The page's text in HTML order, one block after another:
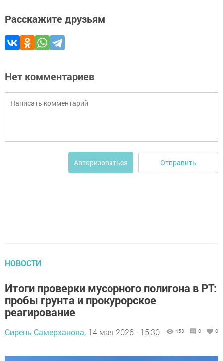
Расскажите друзьям
Нет комментариев
Авторизоваться Отправить
НОВОСТИ
Итоги проверки мусорного полигона в РТ:
пробы грунта и прокурорское
реагирование
Сирень Самерханова, 14 мая 2026 - 15:30 453 0 0